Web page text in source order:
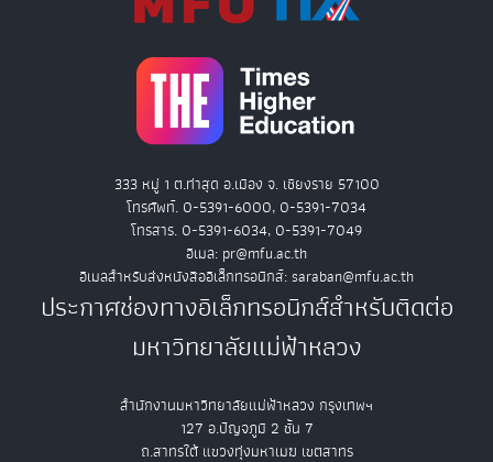
333 หมู่ 1 ต.ท่าสุด อ.เมือง จ. เชียงราย 57100
โทรศัพท์. 0-5391-6000, 0-5391-7034
โทรสาร. 0-5391-6034, 0-5391-7049
อีเมล: pr@mfu.ac.th
อีเมลสำหรับส่งหนังสืออิเล็กทรอนิกส์: saraban@mfu.ac.th
ประกาศช่องทางอิเล็กทรอนิกส์สำหรับติดต่อ
มหาวิทยาลัยแม่ฟ้าหลวง
สำนักงานมหาวิทยาลัยแม่ฟ้าหลวง กรุงเทพฯ
127 อ.ปัญจภูมิ 2 ชั้น 7
ถ.สาทรใต้ แขวงทุ่งมหาเมฆ เขตสาทร